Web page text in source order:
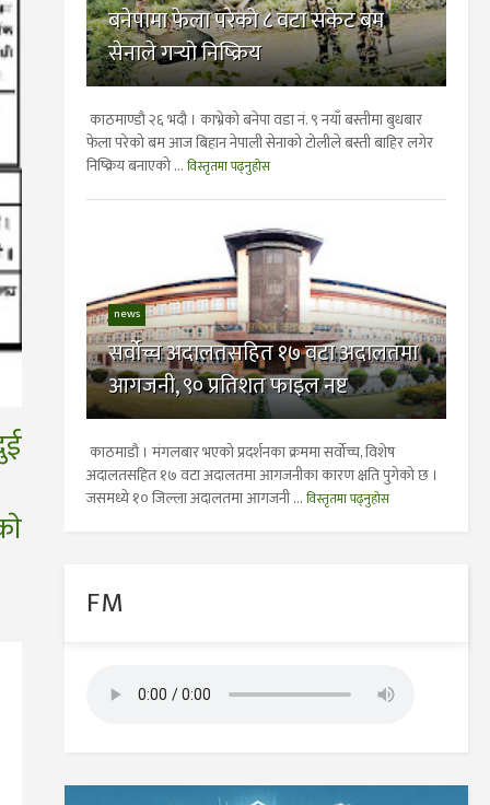
बनेपामा फेला परेको ८ वटा सकेट बम
सेनाले गर्‍यो निष्क्रिय
काठमाण्डाै २६ भदाै । काभ्रेको बनेपा वडा नं. ९ नयाँ बस्तीमा बुधबार
फेला परेको बम आज बिहान नेपाली सेनाको टोलीले बस्ती बाहिर लगेर
निष्क्रिय बनाएको ... विस्तृतमा पढ्नुहोस
news
सर्वोच्च अदालतसहित १७ वटा अदालतमा
आगजनी, ९० प्रतिशत फाइल नष्ट
काठमाडौ । मंगलबार भएको प्रदर्शनका क्रममा सर्वोच्च, विशेष
अदालतसहित १७ वटा अदालतमा आगजनीका कारण क्षति पुगेको छ ।
जसमध्ये १० जिल्ला अदालतमा आगजनी ... विस्तृतमा पढ्नुहोस
FM